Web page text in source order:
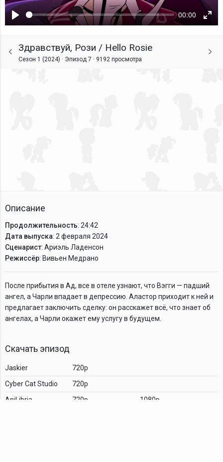
Воспроизвести
00:00
Здравствуй, Рози / Hello Rosie
Сезон 1 (2024) · Эпизод 7 · 9192 просмотра
Описание
Продолжительность: 24:42
Дата выпуска: 2 февраля 2024
Сценарист: Ариэль Ладенсон
Режиссёр: Вивьен Медрано
После прибытия в Ад, все в отеле узнают, что Вэгги — падший
ангел, а Чарли впадает в депрессию. Аластор приходит к ней и
предлагает заключить сделку: он расскажет всё, что знает об
ангелах, а Чарли окажет ему услугу в будущем.
Скачать эпизод
Jaskier
720p
Cyber Cat Studio
720p
AniLibria
720p 1080p